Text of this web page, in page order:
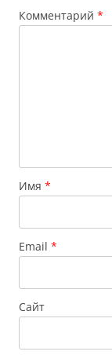
Комментарий *
Имя *
Email *
Сайт